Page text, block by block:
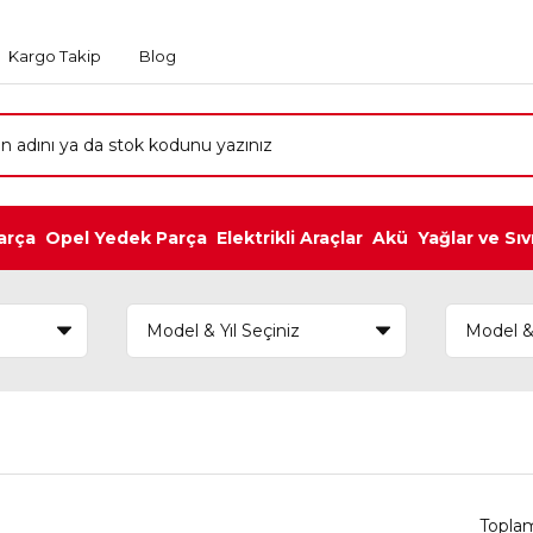
Kargo Takip Blog
Opel Yedek Parça Elektrikli Araçlar Akü Yağlar ve